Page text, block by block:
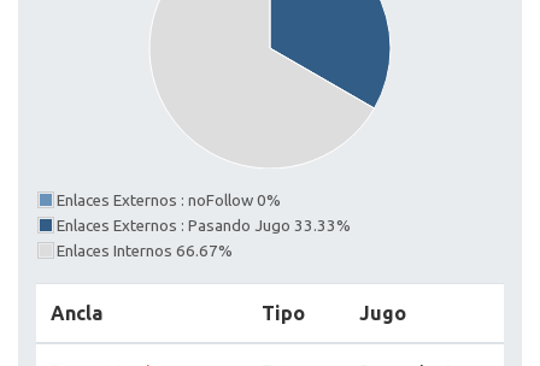
Enlaces Externos : noFollow 0%
Enlaces Externos : Pasando Jugo 33.33%
Enlaces Internos 66.67%
Ancla Tipo Jugo